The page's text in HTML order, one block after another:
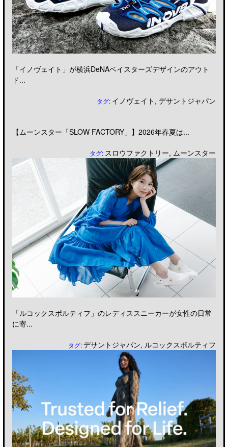
「イノヴェイト」が横浜DeNAベイスターズデザインのアウト
ド...
タグ: イノヴェイト ,デサントジャパン
【ムーンスター「SLOW FACTORY」】2026年春夏は...
タグ: スロウファクトリー, ムーンスター
「ルコックスポルティフ」のレディススニーカーが女性の日常
に寄...
タグ:デサントジャパン, ルコックスポルティフ